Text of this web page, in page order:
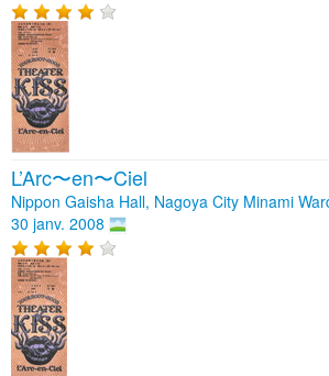
L’Arc〜en〜Ciel
Nippon Gaisha Hall, Nagoya City Minami
30 janv. 2008